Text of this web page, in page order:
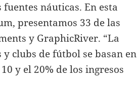
náuticas. En esta
presentamos 33 de las
y GraphicRiver. “La
clubs de fútbol se basan en
y el 20% de los ingresos